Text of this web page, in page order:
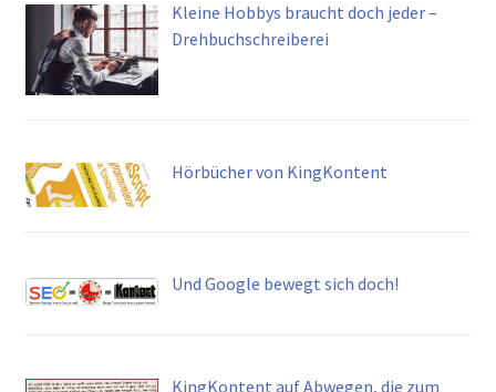
Kleine Hobbys braucht doch jeder –
Drehbuchschreiberei
Hörbücher von KingKontent
Und Google bewegt sich doch!
KingKontent auf Abwegen, die zum